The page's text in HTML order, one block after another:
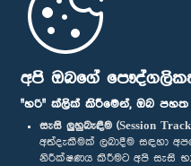
අපි ඔබගේ
"හරි" ක්ලික් කිරීමෙන්, ඔබ
සැසි ලුහුබැඳීම (Session
අත්දැකීමක් ලබාදීම සඳහා
නිරීක්ෂණය කිරීමට අපි සැසි
පාර්ලිමේන්තු ජංගම යෙදුම